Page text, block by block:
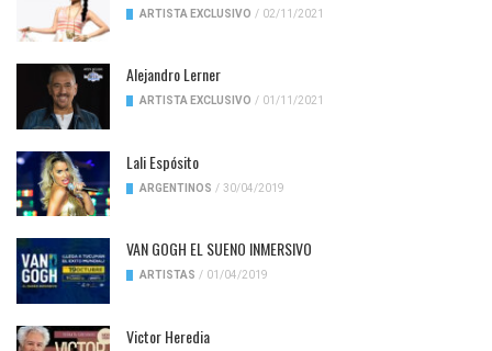
ARTISTA EXCLUSIVO / 02/11/2021
Alejandro Lerner
ARTISTA EXCLUSIVO / 01/11/2021
Lali Espósito
ARGENTINOS / 30/04/2019
VAN GOGH EL SUENO INMERSIVO
ARTISTAS / 01/04/2019
Victor Heredia